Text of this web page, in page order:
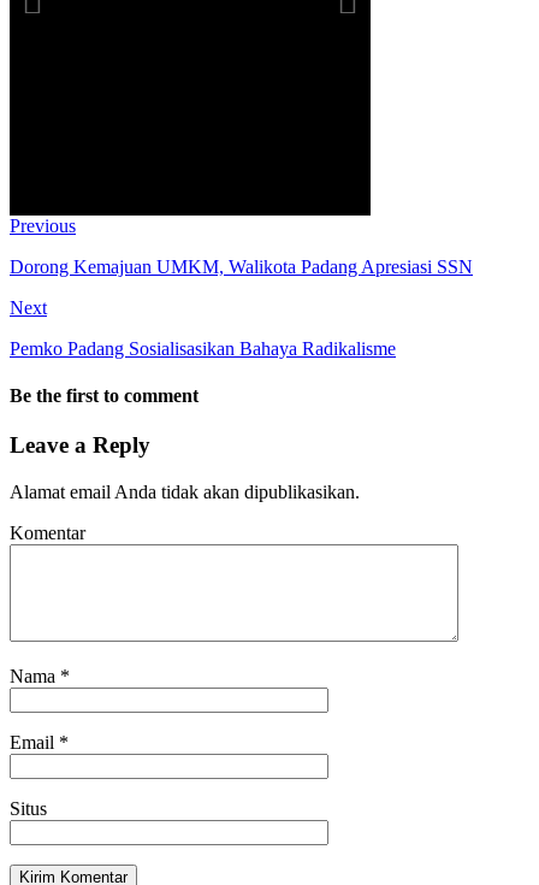
Previous
Dorong Kemajuan UMKM, Walikota Padang Apresiasi SSN
Next
Pemko Padang Sosialisasikan Bahaya Radikalisme
Be the first to comment
Leave a Reply
Alamat email Anda tidak akan dipublikasikan.
Komentar
Nama *
Email *
Situs